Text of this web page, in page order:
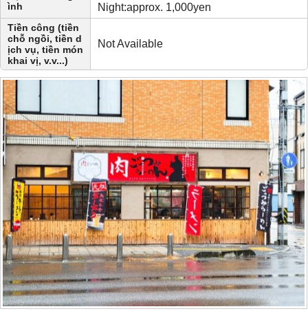
ình
Night:approx. 1,000yen
Tiền công (tiền
chỗ ngồi, tiền d
ịch vụ, tiền món
khai vị, v.v...)
Not Available